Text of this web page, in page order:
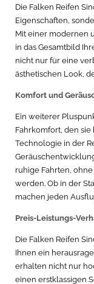
Die Falken Reifen
Eigenschaften,
Mit einer modernen
in das Gesamtbild
nicht nur für eine
ästhetischen Look,
Komfort und
Ein weiterer
Fahrkomfort, den
Technologie in der
ruhige Fahrten,
werden. Ob in der
machen jeden
Preis-Leistungs-
Die Falken Reifen
Ihnen ein
erhalten nicht nur
einen erstklassigen